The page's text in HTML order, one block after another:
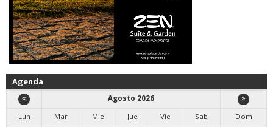
Agenda
Agosto 2026
Lun
Mar Mie Jue Vie Sab
Dom